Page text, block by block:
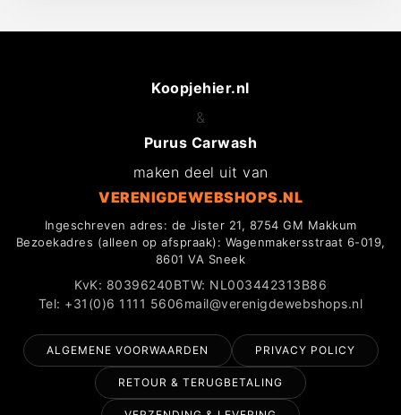
Koopjehier.nl
&
Purus Carwash
maken deel uit van
VERENIGDEWEBSHOPS.NL
Ingeschreven adres: de Jister 21, 8754 GM Makkum
Bezoekadres (alleen op afspraak): Wagenmakersstraat 6-019,
8601 VA Sneek
KvK: 80396240BTW: NL003442313B86
Tel: +31(0)6 1111 5606mail@verenigdewebshops.nl
ALGEMENE VOORWAARDEN PRIVACY POLICY
RETOUR & TERUGBETALING